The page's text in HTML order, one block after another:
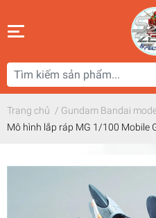
Trang chủ / Gundam Bandai
Mô hình lắp ráp MG 1/100 Mobile